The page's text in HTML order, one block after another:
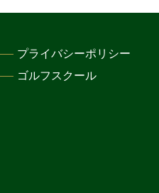
プライバシーポリシー
ゴルフスクール